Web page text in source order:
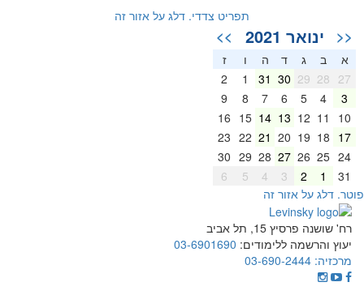
תפריט צדדי. דלג על אזור זה
<< ינואר 2021 >>
א ב ג ד ה
ז
27
28
29
30
31
2
3
4
5
6
7
8
9
10
11
12
13
14
15
16
17
18
19
20
21
22
23
24
25
26
27
28
29
30
31
2
3
4
5
6
דלג על אזור זה
רח' שושנה פרסיץ 15, תל אביב
יעוץ והרשמה ללימודים: 03-6901690
מרכזיה: 03-690-2444